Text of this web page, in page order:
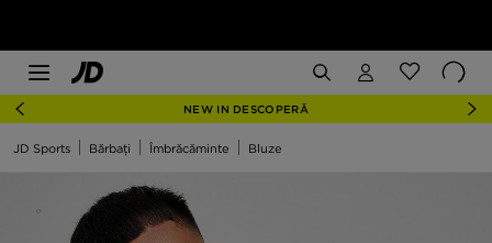
NEW IN DESCOPERĂ
JD Sports Bărbați Îmbrăcăminte Bluze